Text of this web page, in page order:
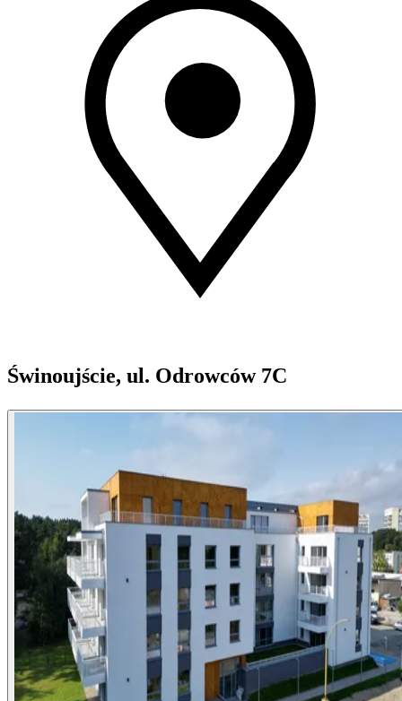
Świnoujście, ul. Odrowców 7C